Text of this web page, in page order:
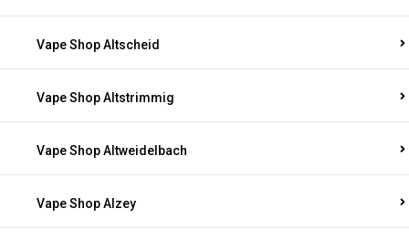
Vape Shop Altscheid
Vape Shop Altstrimmig
Vape Shop Altweidelbach
Vape Shop Alzey